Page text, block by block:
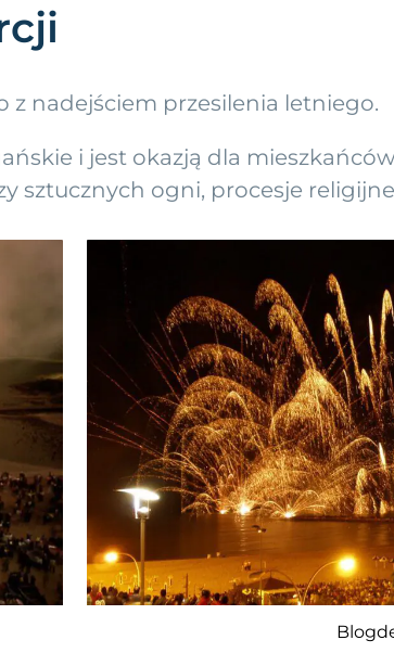
nadejściem przesilenia letniego.
i jest okazją dla
sztucznych ogni, procesje